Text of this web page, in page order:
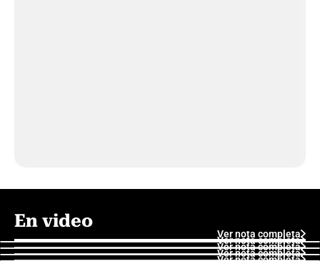
En video
Ver nota completa
Ver nota completa
Ver nota completa
Ver nota completa